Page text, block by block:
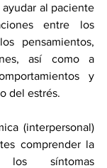
al paciente
entre los
pensamientos,
así como a
y
del estrés.
(interpersonal)
comprender la
los síntomas